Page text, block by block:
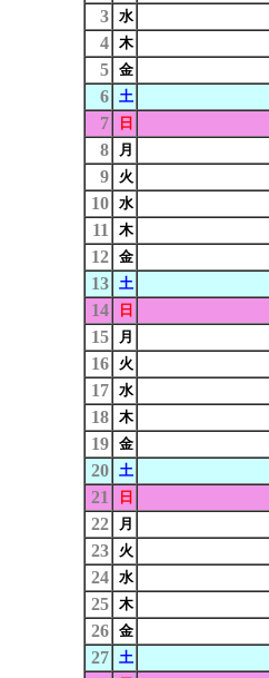
3 水
4 木
5 金
6 土
7 日
8 月
9 火
10 水
11 木
12 金
13 土
14 日
15 月
16 火
17 水
18 木
19 金
20 土
21 日
22 月
23 火
24 水
25 木
26 金
27 土